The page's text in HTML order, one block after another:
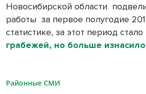
Новосибирской области
работы за первое полугодие
статистике, за этот период стало
грабежей, но больше
Районные СМИ